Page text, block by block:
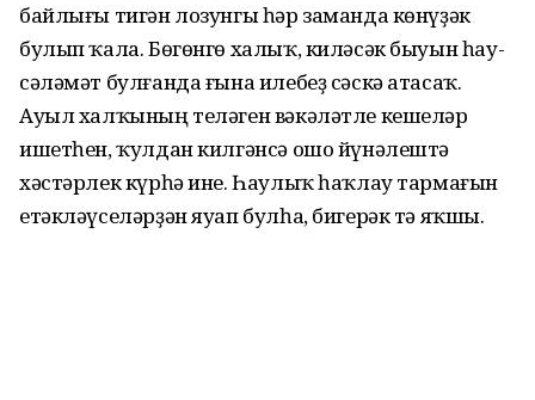
байлығы тигән лозунгы һәр заманда көнүҙәк
булып ҡала. Бөгөнгө халыҡ, киләсәк быуын һау-
сәләмәт булғанда ғына илебеҙ сәскә атасаҡ.
Ауыл халҡының теләген вәкәләтле кешеләр
ишетһен, ҡулдан килгәнсә ошо йүнәлештә
хәстәрлек күрһә ине. Һаулыҡ һаҡлау тармағын
етәкләүселәрҙән яуап булһа, бигерәк тә яҡшы.